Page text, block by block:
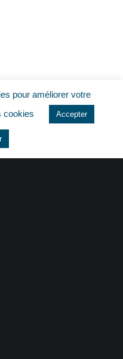
pour améliorer votre
cookies Accepter